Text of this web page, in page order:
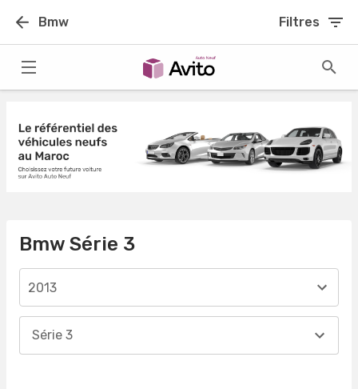
Bmw Filtres
Bmw Série 3
2013
Série 3